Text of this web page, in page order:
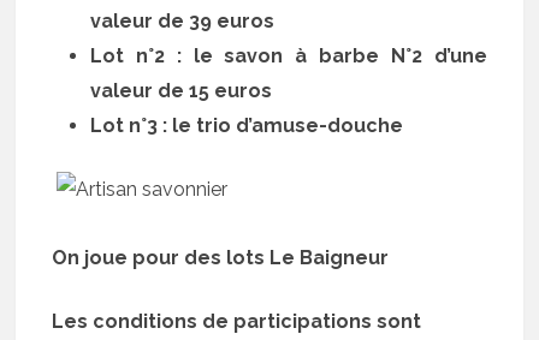
valeur de 39 euros
Lot n°2 : le savon à barbe N°2 d’une
valeur de 15 euros
Lot n°3 : le trio d’amuse-douche
On joue pour des lots Le Baigneur
Les conditions de participations sont